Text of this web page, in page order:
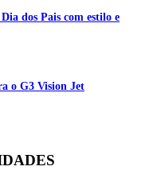
dos Pais com estilo e
o G3 Vision Jet